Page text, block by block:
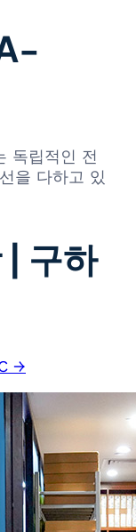
독립적인 전
을 다하고 있
| 구하
→